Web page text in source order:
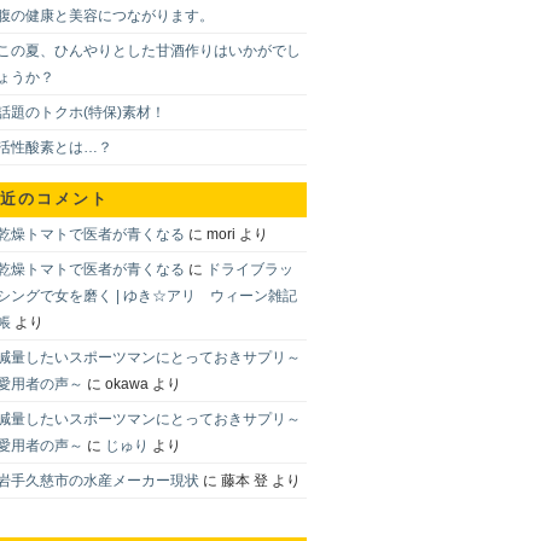
の健康と美容につながります。
の夏、ひんやりとした甘酒作りはいかがでし
うか？
題のトクホ(特保)素材！
性酸素とは…？
のコメント
燥トマトで医者が青くなる に mori より
燥トマトで医者が青くなる に ドライブラッ
ングで女を磨く | ゆき☆アリ ウィーン雑記
より
量したいスポーツマンにとっておきサプリ～
用者の声～ に okawa より
量したいスポーツマンにとっておきサプリ～
用者の声～ に じゅり より
手久慈市の水産メーカー現状 に 藤本 登 より